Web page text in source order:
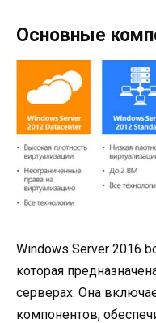
Основные
Windows Server 2016
которая
серверах. Она
компонентов,